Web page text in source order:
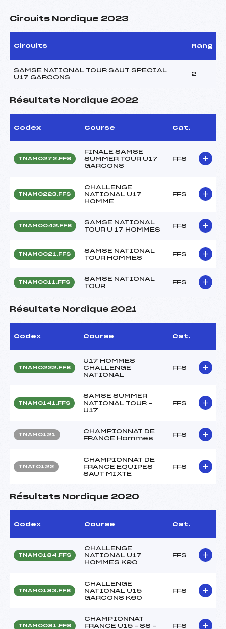
Circuits Nordique 2023
Circuits Rang
SAMSE NATIONAL TOUR SAUT SPECIAL
U17 GARCONS
2
Résultats Nordique 2022
Codex Course Cat.
TNAM0272.FFS
FINALE SAMSE
SUMMER TOUR U17
GARCONS
FFS
TNAM0223.FFS
CHALLENGE
NATIONAL U17
HOMME
FFS
TNAM0042.FFS
SAMSE NATIONAL
TOUR U 17 HOMMES
FFS
TNAM0021.FFS
SAMSE NATIONAL
TOUR HOMMES
FFS
TNAM0011.FFS
SAMSE NATIONAL
TOUR
FFS
Résultats Nordique 2021
Codex Course Cat.
TNAM0222.FFS
U17 HOMMES
CHALLENGE
NATIONAL
FFS
TNAM0141.FFS
SAMSE SUMMER
NATIONAL TOUR –
U17
FFS
TNAM0121
CHAMPIONNAT DE
FRANCE Hommes
FFS
TNAT0122
CHAMPIONNAT DE
FRANCE EQUIPES
SAUT MIXTE
FFS
Résultats Nordique 2020
Codex Course Cat.
TNAM0184.FFS
CHALLENGE
NATIONAL U17
HOMMES K90
FFS
TNAM0183.FFS
CHALLENGE
NATIONAL U15
GARCONS K60
FFS
TNAM0081.FFS
CHAMPIONNAT
FRANCE U15 – SS –
FFS